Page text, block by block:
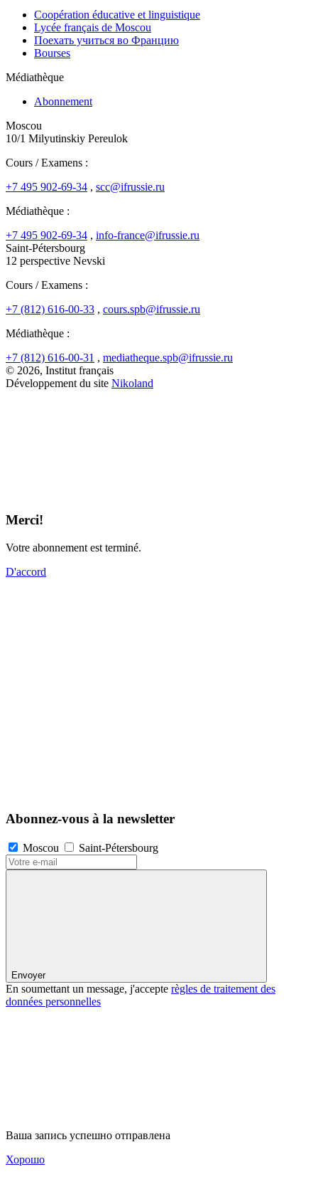
Coopération éducative et linguistique
Lycée français de Moscou
Поехать учиться во Францию
Bourses
Médiathèque
Abonnement
Moscou
10/1 Milyutinskiy Pereulok
Cours / Examens :
+7 495 902-69-34 , scc@ifrussie.ru
Médiathèque :
+7 495 902-69-34 , info-france@ifrussie.ru
Saint-Pétersbourg
12 perspective Nevski
Cours / Examens :
+7 (812) 616-00-33 , cours.spb@ifrussie.ru
Médiathèque :
+7 (812) 616-00-31 , mediatheque.spb@ifrussie.ru
© 2026, Institut français
Développement du site Nikoland
Merci!
Votre abonnement est terminé.
D'accord
Abonnez-vous à la newsletter
Moscou Saint-Pétersbourg
Envoyer
En soumettant un message, j'accepte règles de traitement des
données personnelles
Ваша запись успешно отправлена
Хорошо